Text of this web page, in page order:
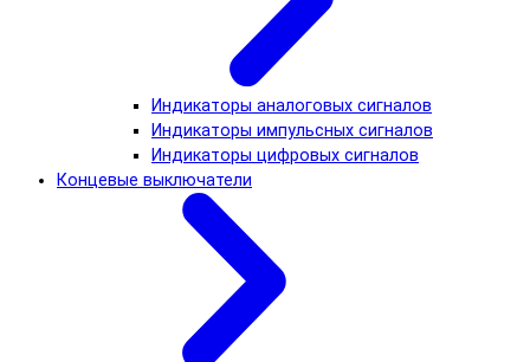
Индикаторы аналоговых сигналов
Индикаторы импульсных сигналов
Индикаторы цифровых сигналов
Концевые выключатели